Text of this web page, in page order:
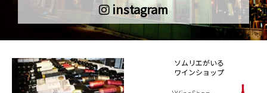
instagram
ソムリエがいる
ワインショップ